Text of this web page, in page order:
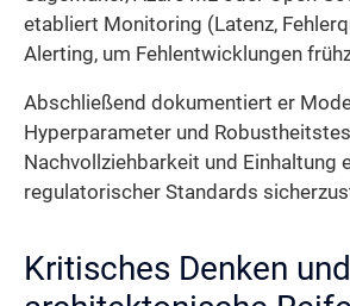
etabliert Monitoring (Latenz,
Alerting, um Fehlentwicklungen
Abschließend dokumentiert er
Hyperparameter und
Nachvollziehbarkeit und Einhaltung
regulatorischer Standards
Kritisches Denken und